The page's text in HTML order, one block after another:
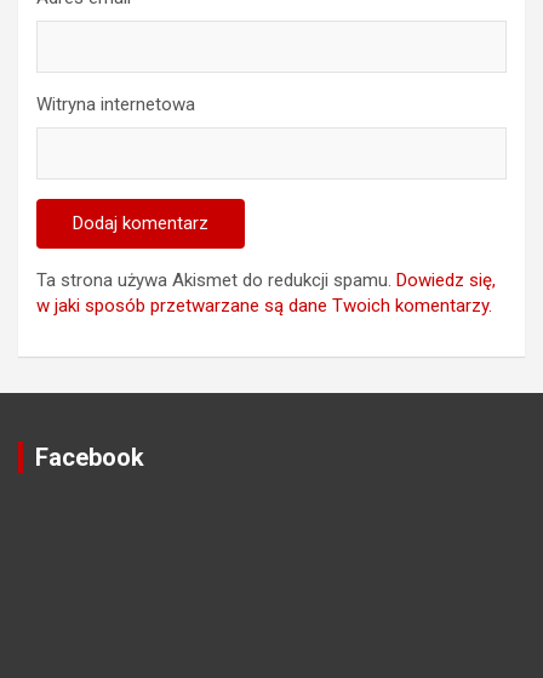
Witryna internetowa
Ta strona używa Akismet do redukcji spamu. Dowiedz się,
w jaki sposób przetwarzane są dane Twoich komentarzy.
Facebook